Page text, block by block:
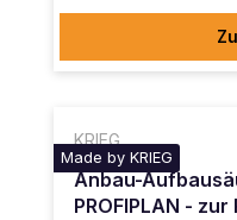
KRIEG
Made by KRIEG
Anbau-
PROFIPLAN -